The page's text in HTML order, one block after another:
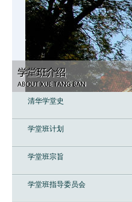
清华学堂史
学堂班计划
学堂班宗旨
学堂班指导委员会